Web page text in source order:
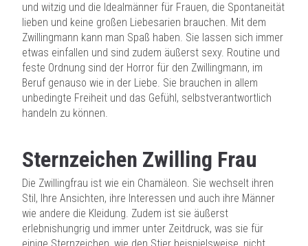
und witzig und die Idealmänner für Frauen, die Spontaneität
lieben und keine großen Liebesarien brauchen. Mit dem
Zwillingmann kann man Spaß haben. Sie lassen sich immer
etwas einfallen und sind zudem äußerst sexy. Routine und
feste Ordnung sind der Horror für den Zwillingmann, im
Beruf genauso wie in der Liebe. Sie brauchen in allem
unbedingte Freiheit und das Gefühl, selbstverantwortlich
handeln zu können.
Sternzeichen Zwilling Frau
Die Zwillingfrau ist wie ein Chamäleon. Sie wechselt ihren
Stil, Ihre Ansichten, ihre Interessen und auch ihre Männer
wie andere die Kleidung. Zudem ist sie äußerst
erlebnishungrig und immer unter Zeitdruck, was sie für